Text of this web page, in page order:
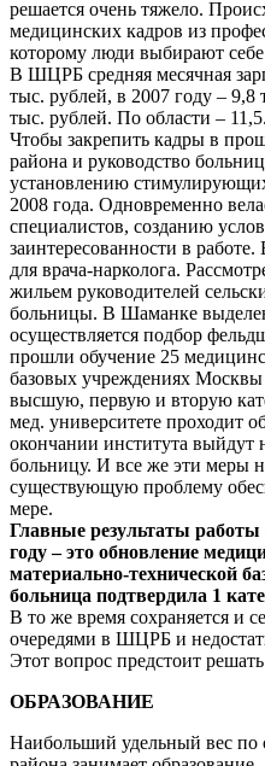
решается очень тяжело.
медицинских кадров из
которому люди выбирают себе
В ШЦРБ средняя месячная
тыс. рублей, в 2007 году – 9,8
тыс. рублей. По области – 11,5.
Чтобы закрепить кадры в
района и руководство
установлению
2008 года. Одновременно
специалистов, созданию
заинтересованности в
для врача-нарколога.
жильем руководителей
больницы. В Шаманке
осуществляется подбор
прошли обучение 25
базовых учреждениях
высшую, первую и вторую
мед. университете проходит
окончании института выйдут
больницу. И все же эти меры
существующую проблему
мере.
Главные результаты
году – это обновление
материально-технической
больница подтвердила 1
В то же время сохраняется и
очередями в ШЦРБ и
Этот вопрос предстоит
ОБРАЗОВАНИЕ
Наибольший удельный вес по